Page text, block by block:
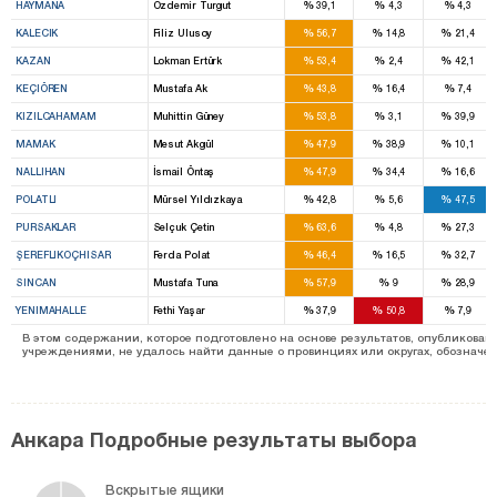
HAYMANA Özdemir Turgut %39,1 % 4,3 %4,3
KALECIK Filiz Ulusoy %56,7 %14,8 % 21,4
KAZAN Lokman Ertürk %53,4 % 2,4 % 42,1
KEÇIÖREN Mustafa Ak %43,8 %16,4 %7,4
KIZILCAHAMAM Muhittin Güney %53,8 % 3,1 % 39,9
MAMAK Mesut Akgül %47,9 %38,9 % 10,1
NALLIHAN İsmail Öntaş %47,9 %34,4 % 16,6
POLATLI Mürsel Yıldızkaya %42,8 % 5,6 % 47,5
PURSAKLAR Selçuk Çetin %63,6 % 4,8 % 27,3
ŞEREFLIKOÇHISAR Ferda Polat %46,4 %16,5 % 32,7
SINCAN Mustafa Tuna %57,9 % 9 % 28,9
YENIMAHALLE Fethi Yaşar %37,9 %50,8 %7,9
В этом содержании, которое подготовлено на основе результатов,
учреждениями, не удалось найти данные о провинциях или округах,
Анкара Подробные результаты выбора
Вскрытые ящики